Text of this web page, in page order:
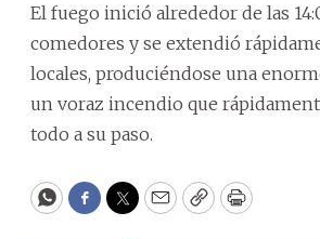
El fuego inició alrededor de las
comedores y se extendió
locales, produciéndose una
un voraz incendio que
todo a su paso.
WhatsApp
Facebook
Twitter
EmailCopyPrint